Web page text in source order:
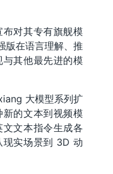
对其专有旗舰模
版在语言理解、推
其他最先进的模
大模型系列扩
的文本到视频模
文本指令生成各
现实场景到 3D 动